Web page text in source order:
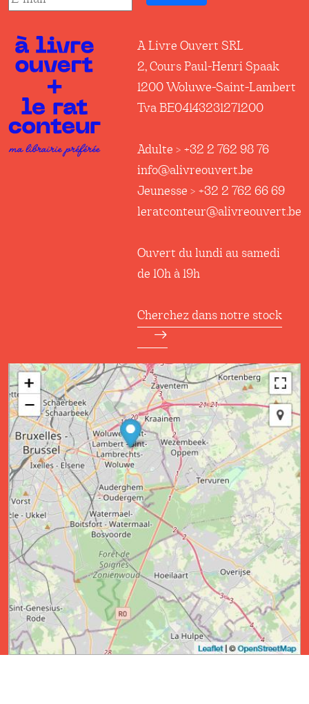
A Livre Ouvert SRL
2, Cours Paul-Henri Spaak
1200 Woluwe-Saint-Lambert
Tva BE04143231271200
Adulte > +32 2 762 98 76
info@alivreouvert.be
Jeunesse > +32 2 762 66 69
leratconteur@alivreouvert.be
Ouvert du lundi au samedi
de 10h à 19h
Cherchez dans notre stock